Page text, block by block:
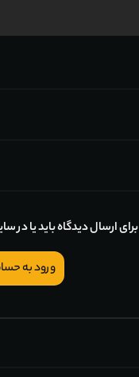
برای ارسال دیدگاه باید یا
ورود به